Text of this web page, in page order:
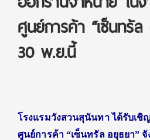
ศูนย์การค้า “เซ็นทรัล
30 พ.ย.นี้
โรงแรมวังสวนสุนันทา ได้รับเชิ
ศูนย์การค้า “เซ็นทรัล อยุธยา”